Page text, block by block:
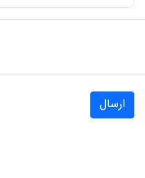
ارسال